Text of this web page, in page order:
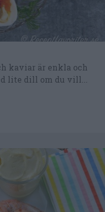
kaviar är enkla och
lite dill om du vill...